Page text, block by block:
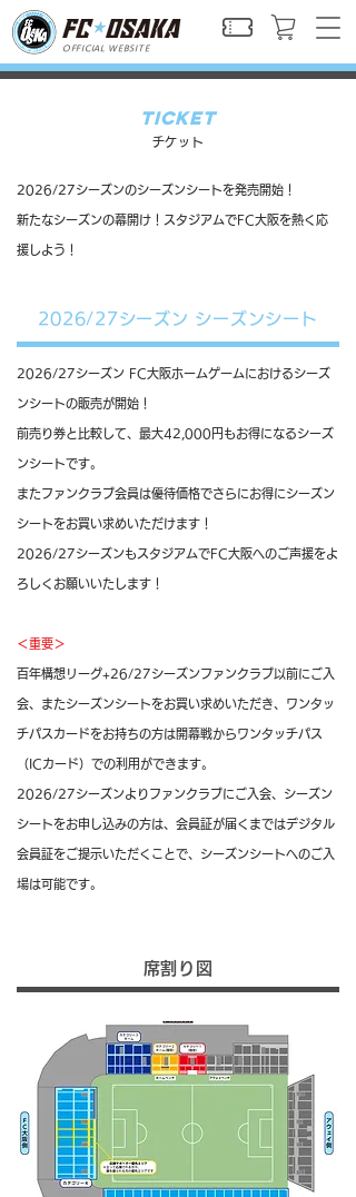
OFFICIAL WEBSITE
ticket
チケット
2026/27シーズンのシーズンシートを発売開始！
​新たなシーズンの幕開け！スタジアムでFC大阪を熱く応
援しよう！
2026/27シーズン シーズンシート
2026/27シーズン FC大阪ホームゲームにおけるシーズ
ンシートの販売が開始！
前売り券と比較して、最大42,000円もお得になるシーズ
ンシートです。
またファンクラブ会員は優待価格でさらにお得にシーズン
シートをお買い求めいただけます！
2026/27シーズンもスタジアムでFC大阪へのご声援をよ
ろしくお願いいたします！
＜重要＞
百年構想リーグ+26/27シーズンファンクラブ以前にご入
会、またシーズンシートをお買い求めいただき、ワンタッ
チパスカードをお持ちの方は開幕戦からワンタッチパス
（ICカード）での利用ができます。
2026/27シーズンよりファンクラブにご入会、シーズン
シートをお申し込みの方は、会員証が届くまではデジタル
会員証をご提示いただくことで、シーズンシートへのご入
場は可能です。
席割り図